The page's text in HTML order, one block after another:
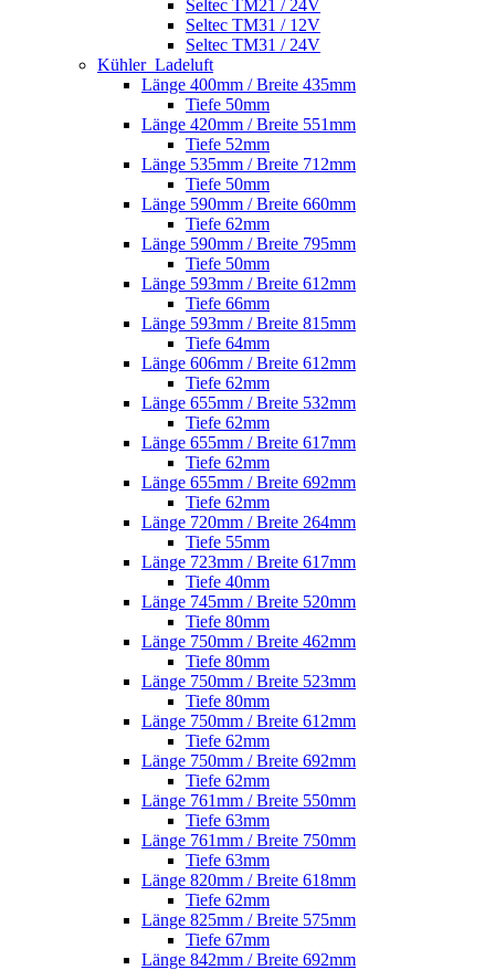
Seltec TM21 / 24V
Seltec TM31 / 12V
Seltec TM31 / 24V
Kühler_Ladeluft
Länge 400mm / Breite 435mm
Tiefe 50mm
Länge 420mm / Breite 551mm
Tiefe 52mm
Länge 535mm / Breite 712mm
Tiefe 50mm
Länge 590mm / Breite 660mm
Tiefe 62mm
Länge 590mm / Breite 795mm
Tiefe 50mm
Länge 593mm / Breite 612mm
Tiefe 66mm
Länge 593mm / Breite 815mm
Tiefe 64mm
Länge 606mm / Breite 612mm
Tiefe 62mm
Länge 655mm / Breite 532mm
Tiefe 62mm
Länge 655mm / Breite 617mm
Tiefe 62mm
Länge 655mm / Breite 692mm
Tiefe 62mm
Länge 720mm / Breite 264mm
Tiefe 55mm
Länge 723mm / Breite 617mm
Tiefe 40mm
Länge 745mm / Breite 520mm
Tiefe 80mm
Länge 750mm / Breite 462mm
Tiefe 80mm
Länge 750mm / Breite 523mm
Tiefe 80mm
Länge 750mm / Breite 612mm
Tiefe 62mm
Länge 750mm / Breite 692mm
Tiefe 62mm
Länge 761mm / Breite 550mm
Tiefe 63mm
Länge 761mm / Breite 750mm
Tiefe 63mm
Länge 820mm / Breite 618mm
Tiefe 62mm
Länge 825mm / Breite 575mm
Tiefe 67mm
Länge 842mm / Breite 692mm